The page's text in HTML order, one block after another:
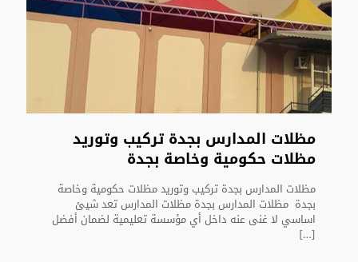
مظلات المدارس بجدة تركيب وتوريد
مظلات حكومية وخاصة بجدة
مظلات المدارس بجدة تركيب وتوريد مظلات حكومية وخاصة
بجدة مظلات المدارس بجدة مظلات المدارس تعد شيئ
اساسي لا غنى عنه داخل أي مؤسسة تعليمية لضمان أفضل
[…]